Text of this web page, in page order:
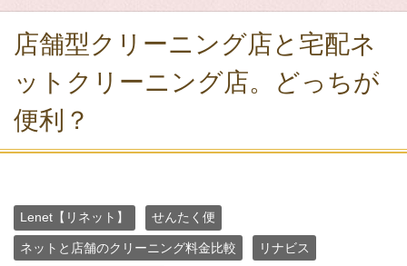
店舗型クリーニング店と宅配ネ
ットクリーニング店。どっちが
便利？
Lenet【リネット】 せんたく便
ネットと店舗のクリーニング料金比較 リナビス